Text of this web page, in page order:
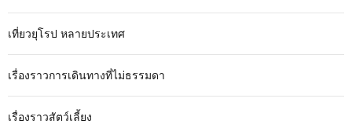
เที่ยวยุโรป หลายประเทศ
เรื่องราวการเดินทางที่ไม่ธรรมดา
เรื่องราวสัตว์เลี้ยง